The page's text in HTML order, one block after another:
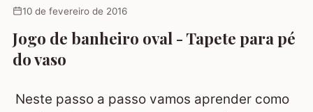
10 de fevereiro de 2016
Jogo de banheiro oval - Tapete para pé
do vaso
Neste passo a passo vamos aprender como